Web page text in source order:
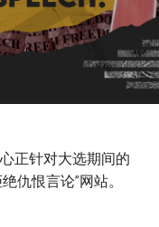
正针对大选期间的
仇恨言论”网站。